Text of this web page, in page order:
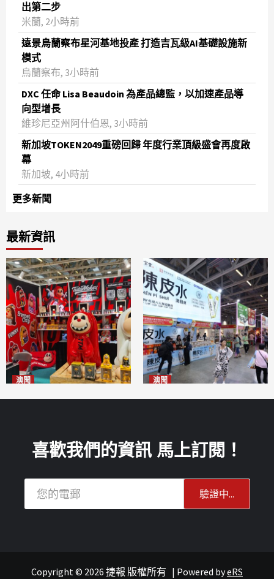
出第二步
米蘭, 2小時前
遠景烏蘭察布星河基地投產 打造吉瓦級AI基礎設施新
模式
烏蘭察布, 3小時前
DXC 任命 Lisa Beaudoin 為產品總監，以加速產品導
向型增長
維珍尼亞州阿什伯恩, 3小時前
新加坡TOKEN2049重磅回歸 年度行業頂級盛會再度啟
幕
新加坡, 4小時前
更多新聞
最新資訊
澳聞 澳聞
喜歡我們的資訊 馬上訂閱！
Copyright © 2026 捷報 版權所有 | Powered byeRS